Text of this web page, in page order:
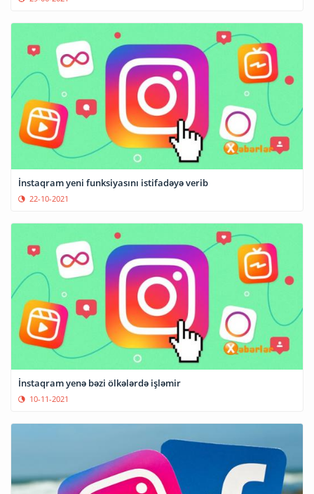
İnstaqram yeni funksiyasını istifadəyə verib
22-10-2021
İnstaqram yenə bəzi ölkələrdə işləmir
10-11-2021